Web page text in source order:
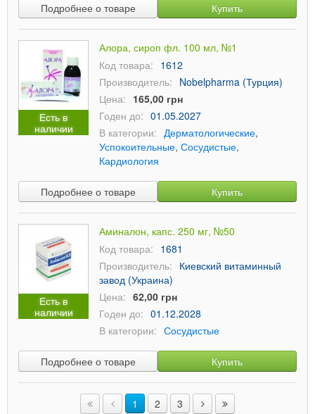
Подробнее о товаре Купить
Есть в
наличии
Алора, сироп фл. 100 мл, №1
Код товара: 1612
Производитель: Nobelpharma (Турция)
Цена: 165,00 грн
Годен до: 01.05.2027
В категории: Дерматологические,
Успокоительные, Сосудистые,
Кардиология
Подробнее о товаре Купить
Есть в
наличии
Аминалон, капс. 250 мг, №50
Код товара: 1681
Производитель: Киевский витаминный
завод (Украина)
Цена: 62,00 грн
Годен до: 01.12.2028
В категории: Сосудистые
Подробнее о товаре Купить
1 2 3